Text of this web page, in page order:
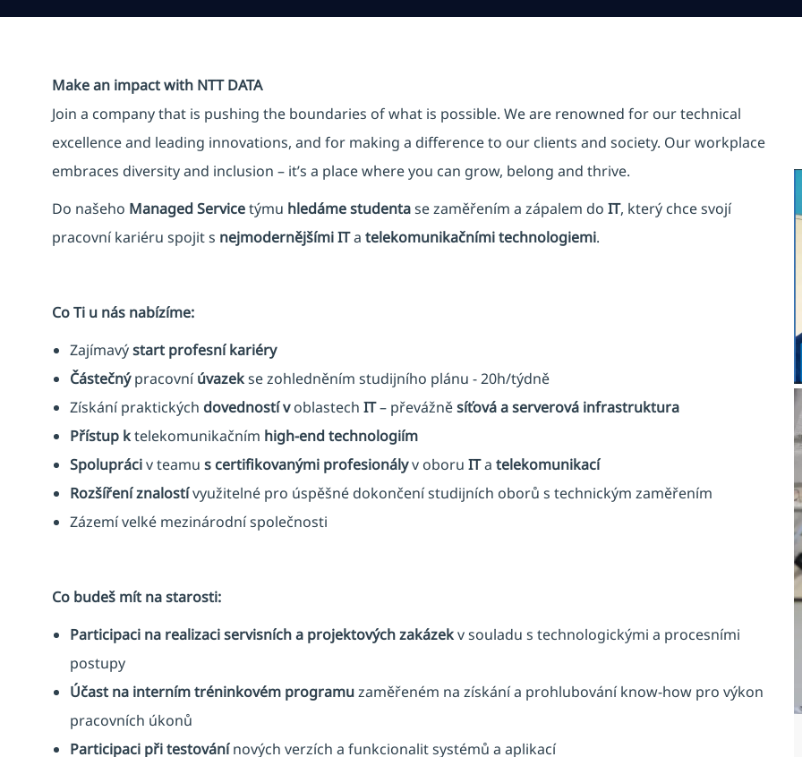
Make an impact with NTT DATA
Join a company that is pushing the boundaries of what is possible. We are renowned for our technical
excellence and leading innovations, and for making a difference to our clients and society. Our workplace
embraces diversity and inclusion – it’s a place where you can grow, belong and thrive.
Do našeho Managed Servicetýmu hledáme studentase zaměřením a zápalem do IT, který chce svojí
pracovní kariéru spojit s nejmodernějšími ITa telekomunikačními technologiemi.
Co Ti u nás nabízíme:
Zajímavýstart profesní kariéry
Částečnýpracovní úvazekse zohledněním studijního plánu - 20h/týdně
Získání praktických dovednostívoblastech IT– převážněsíťová a serverová infrastruktura
Přístup ktelekomunikačním high-end technologiím
Spolupráciv teamu s certifikovanými profesionályv oboru ITa telekomunikací
Rozšířeníznalostívyužitelné pro úspěšné dokončení studijních oborů s technickým zaměřením
Zázemí velké mezinárodní společnosti
Co budeš mít na starosti:
Participaci na realizaciservisních a projektových zakázekv souladu s technologickými a procesními
postupy
Účast na internímtréninkovém programuzaměřeném na získání a prohlubování know-how pro výkon
pracovních úkonů
Participaci při testovánínových verzích a funkcionalit systémů a aplikací